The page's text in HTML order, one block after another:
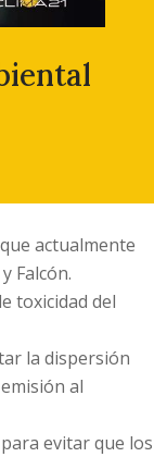
actualmente
Falcón.
toxicidad del
la dispersión
al
evitar que los